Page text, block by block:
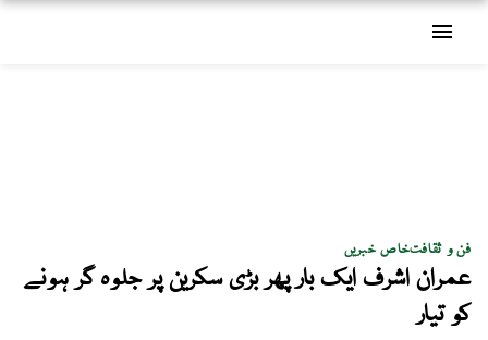
menu
فن و ثقافتخاص خبریں
عمران اشرف ایک بار پھر بڑی سکرین پر جلوہ گر ہونے
کو تیار